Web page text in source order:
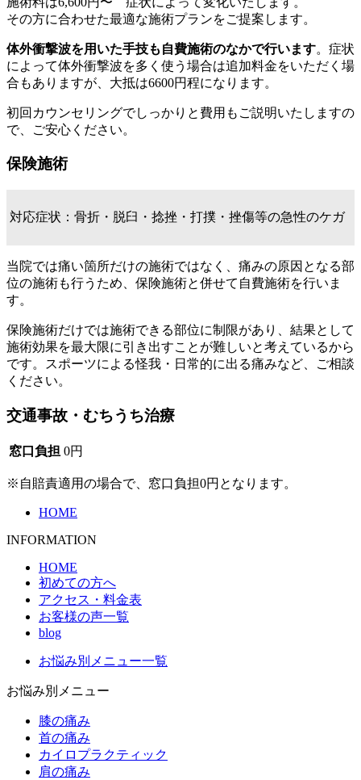
その方に合わせた最適な施術プランをご提案します。
体外衝撃波を用いた手技も自費施術のなかで行います。症状
によって体外衝撃波を多く使う場合は追加料金をいただく場
合もありますが、大抵は6600円程になります。
初回カウンセリングでしっかりと費用もご説明いたしますの
で、ご安心ください。
保険施術
対応症状：骨折・脱臼・捻挫・打撲・挫傷等の急性のケガ
当院では痛い箇所だけの施術ではなく、痛みの原因となる部
位の施術も行うため、保険施術と併せて自費施術を行いま
す。
保険施術だけでは施術できる部位に制限があり、結果として
施術効果を最大限に引き出すことが難しいと考えているから
です。スポーツによる怪我・日常的に出る痛みなど、ご相談
ください。
交通事故・むちうち治療
窓口負担 0円
※自賠責適用の場合で、窓口負担0円となります。
HOME
INFORMATION
HOME
初めての方へ
アクセス・料金表
お客様の声一覧
blog
お悩み別メニュー一覧
お悩み別メニュー
膝の痛み
首の痛み
カイロプラクティック
肩の痛み